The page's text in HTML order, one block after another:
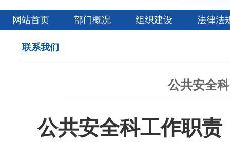
网站首页 部门概况 组织建设 法律法
联系我们
公共安全
公共安全科工作职责